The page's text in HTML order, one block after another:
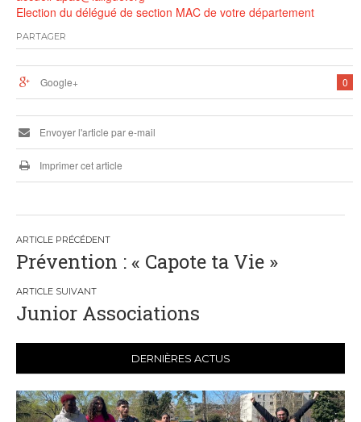
Election du délégué de section MAC de votre département
PARTAGER
0
Google+
Envoyer l'article par e-mail
Imprimer cet article
Navigation
de
l’article
Prévention : « Capote ta Vie »
Junior Associations
DERNIÈRES ACTUS